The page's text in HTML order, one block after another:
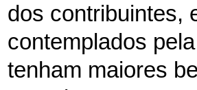
dos contribuintes,
contemplados
tenham maiores